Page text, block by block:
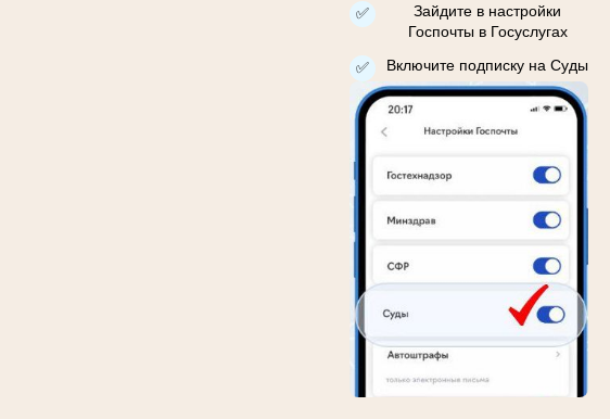
✅
Зайдите в настройки
Госпочты в Госуслугах
✅ Включите подписку на Суды